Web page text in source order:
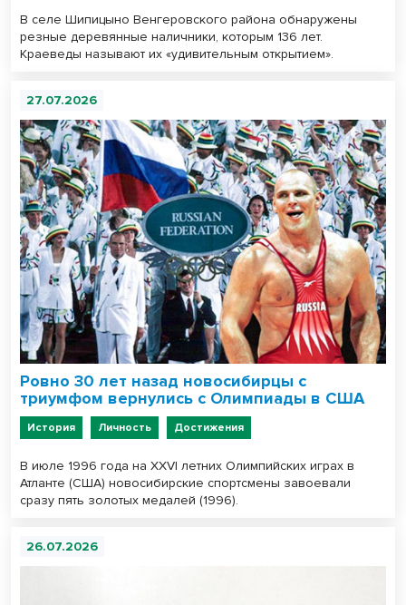
В селе Шипицыно Венгеровского района обнаружены
резные деревянные наличники, которым 136 лет.
Краеведы называют их «удивительным открытием».
27.07.2026
Ровно 30 лет назад новосибирцы с
триумфом вернулись с Олимпиады в США
История Личность Достижения
В июле 1996 года на XXVI летних Олимпийских играх в
Атланте (США) новосибирские спортсмены завоевали
сразу пять золотых медалей (1996).
26.07.2026